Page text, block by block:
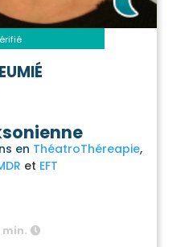
en ThéatroThéreapie
EFT
min.